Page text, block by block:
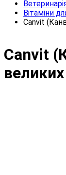
Вітаміни
Canvit
Canvit